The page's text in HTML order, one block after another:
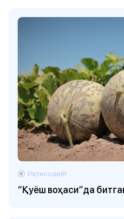
“Қуёш воҳаси”да
Иқтисодиёт